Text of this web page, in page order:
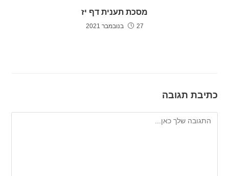
מסכת תענית דף יז
27 בנובמבר 2021
כתיבת תגובה
להגיב